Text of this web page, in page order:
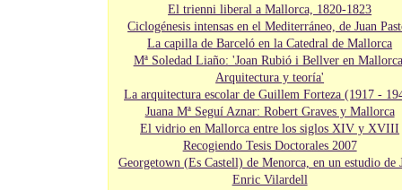
El trienni liberal a Mallorca, 1820-1823
Ciclogénesis intensas en el Mediterráneo, de Juan
La capilla de Barceló en la Catedral de Mallorca
Mª Soledad Liaño: 'Joan Rubió i Bellver en
Arquitectura y teoría'
La arquitectura escolar de Guillem Forteza (1917 -
Juana Mª Seguí Aznar: Robert Graves y Mallorca
El vidrio en Mallorca entre los siglos XIV y XVIII
Recogiendo Tesis Doctorales 2007
Georgetown (Es Castell) de Menorca, en un estudio de
Enric Vilardell